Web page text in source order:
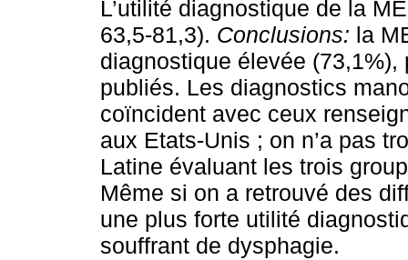
L’utilité diagnostique de la
63,5-81,3). Conclusions: la
diagnostique élevée (73,1%),
publiés. Les diagnostics
coïncident avec ceux
aux Etats-Unis ; on n’a pas
Latine évaluant les trois
Même si on a retrouvé des
une plus forte utilité
souffrant de dysphagie.